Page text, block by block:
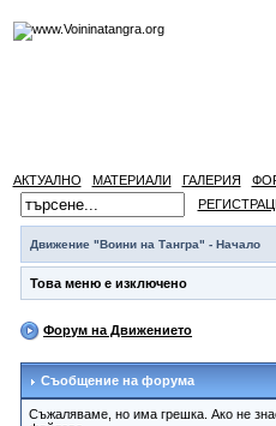
АКТУАЛНО МАТЕРИАЛИ ГАЛЕРИЯ
Движение "Воини на Тангра" - Начало
Това меню е изключено
Форум на Движението
Съобщение на форума
Съжаляваме, но има грешка. Ако не